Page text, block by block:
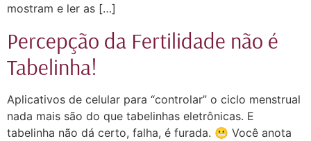
mostram e ler as […]
Percepção da Fertilidade não é
Tabelinha!
Aplicativos de celular para “controlar” o ciclo menstrual
nada mais são do que tabelinhas eletrônicas. E
tabelinha não dá certo, falha, é furada. 😬 Você anota